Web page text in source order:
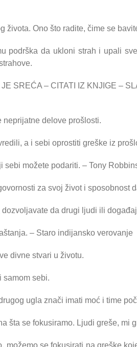
života. Ono što radite, čime se
podrška da ukloni strah i upali
SREĆA – CITATI IZ KNJIGE –
delove prošlosti.
a i sebi oprostiti greške iz
možete podariti. – Tony
za svoj život i sposobnost
da drugi ljudi ili
– Staro indijansko verovanje
divne stvari u životu.
samom sebi.
ugla znači imati moć i time
šta se fokusiramo. Ljudi greše, mi